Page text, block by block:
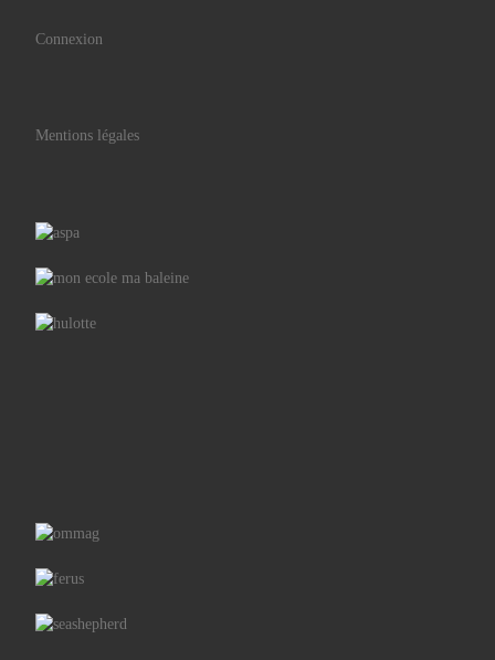
Connexion
Mentions légales